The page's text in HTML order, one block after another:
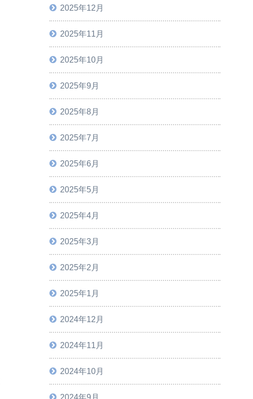
2025年12月
2025年11月
2025年10月
2025年9月
2025年8月
2025年7月
2025年6月
2025年5月
2025年4月
2025年3月
2025年2月
2025年1月
2024年12月
2024年11月
2024年10月
2024年9月